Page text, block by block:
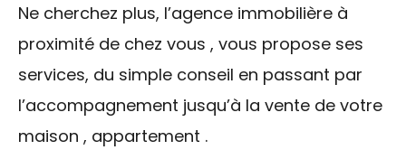
Ne cherchez plus, l’agence immobilière à
proximité de chez vous , vous propose ses
services, du simple conseil en passant par
l’accompagnement jusqu’à la vente de votre
maison , appartement .